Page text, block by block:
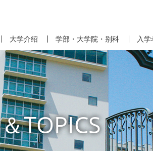
大学介绍 学部・大学院・别科 入
TOPICS